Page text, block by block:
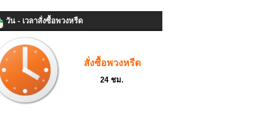
วัน - เวลาสั่งซื้อพวงหรีด
สั่งซื้อพวงหรีด
24 ชม.